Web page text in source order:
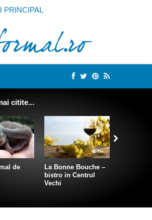
PRINCIPAL
citite...
de
La Bonne Bouche –
bistro in Centrul
Vechi